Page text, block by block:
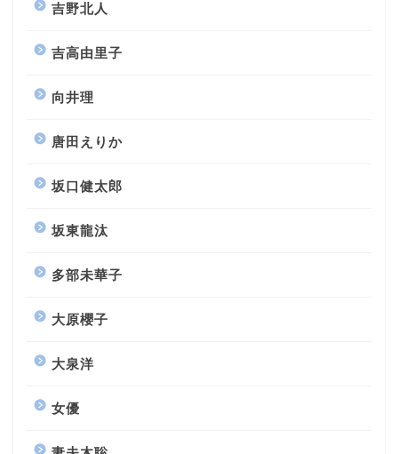
吉野北人
吉高由里子
向井理
唐田えりか
坂口健太郎
坂東龍汰
多部未華子
大原櫻子
大泉洋
女優